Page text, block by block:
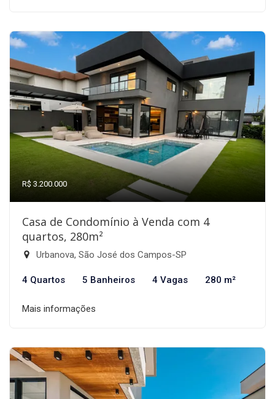
R$ 3.200.000
Casa de Condomínio à Venda com 4
quartos, 280m²
Urbanova, São José dos Campos-SP
4 Quartos 5 Banheiros 4 Vagas 280 m²
Mais informações